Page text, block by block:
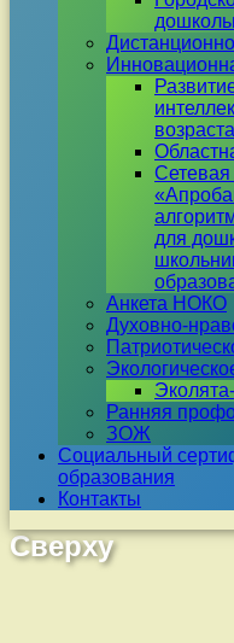
возраста
для
Анкета НОКО
Духовно-
Ранняя
ЗОЖ
Социальный
образования
Контакты
Сверху